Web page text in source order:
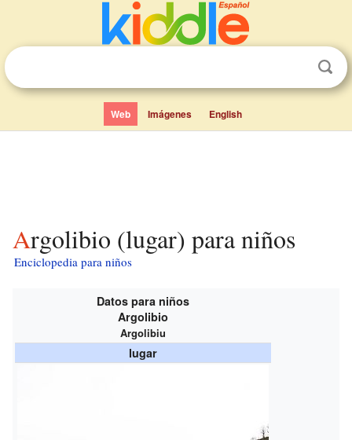
Web Imágenes English
Argolibio (lugar) para niños
Enciclopedia para niños
Datos para niños
Argolibio
Argolibiu
lugar